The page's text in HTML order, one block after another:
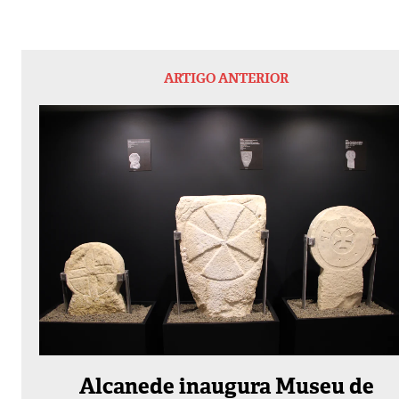
ARTIGO ANTERIOR
Alcanede inaugura Museu de